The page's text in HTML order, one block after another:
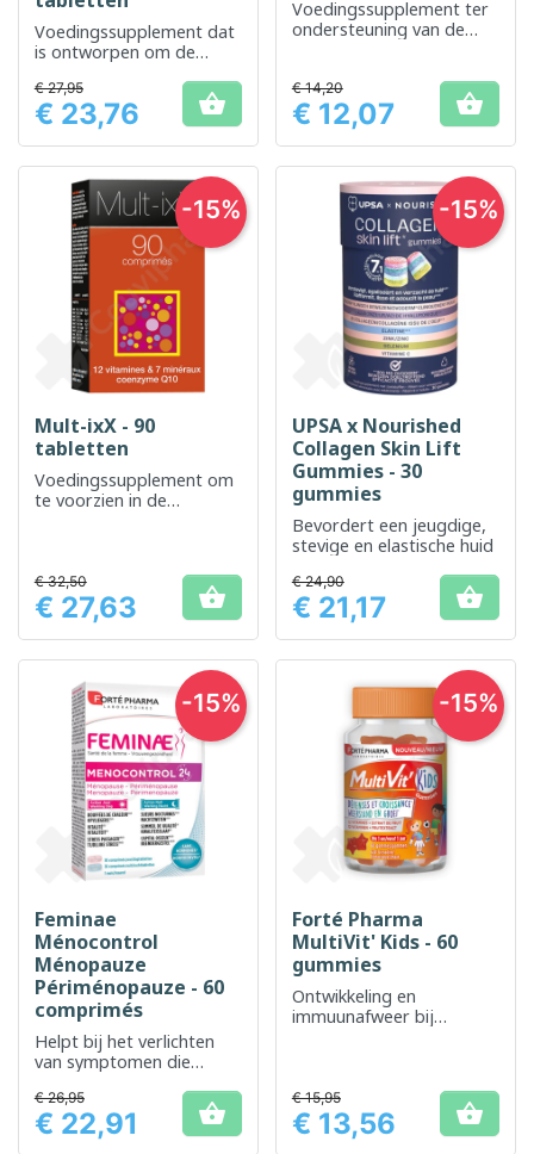
Voedingssupplement dat
is ontworpen om de
lichaam te versterken
Prijs
€ 27,95
€ 23,76 
Voedingssupplement ter
ondersteuning van de
Prijs
€ 14,20
€ 12,07 
Mult-ixX - 90
tabletten
Voedingssupplement om
te voorzien in de
Prijs
€ 32,50
€ 27,63 
-15%
UPSA x Nourished
Collagen Skin Lift
Gummies - 30
gummies
Bevordert een jeugdige,
stevige en elastische huid
Prijs
€ 24,90
€ 21,17 
-15%
Feminae
Ménocontrol
Ménopauze
Périménopauze - 60
comprimés
Helpt bij het verlichten
van symptomen die
menopauze
Prijs
€ 26,95
€ 22,91 
-15%
Forté Pharma
MultiVit' Kids - 60
gummies
Ontwikkeling en
immuunafweer bij
Prijs
€ 15,95
€ 13,56 
-15%